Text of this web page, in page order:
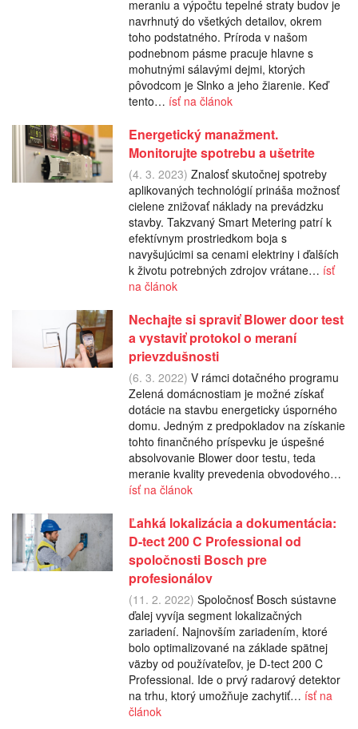
meraniu a výpočtu tepelné straty budov je
navrhnutý do všetkých detailov, okrem
toho podstatného. Príroda v našom
podnebnom pásme pracuje hlavne s
mohutnými sálavými dejmi, ktorých
pôvodcom je Slnko a jeho žiarenie. Keď
tento… ísť na článok
Energetický manažment.
Monitorujte spotrebu a ušetrite
(4. 3. 2023) Znalosť skutočnej spotreby
aplikovaných technológií prináša možnosť
cielene znižovať náklady na prevádzku
stavby. Takzvaný Smart Metering patrí k
efektívnym prostriedkom boja s
navyšujúcimi sa cenami elektriny i ďalších
k životu potrebných zdrojov vrátane… ísť
na článok
Nechajte si spraviť Blower door test
a vystaviť protokol o meraní
prievzdušnosti
(6. 3. 2022) V rámci dotačného programu
Zelená domácnostiam je možné získať
dotácie na stavbu energeticky úsporného
domu. Jedným z predpokladov na získanie
tohto finančného príspevku je úspešné
absolvovanie Blower door testu, teda
meranie kvality prevedenia obvodového…
ísť na článok
Ľahká lokalizácia a dokumentácia:
D-tect 200 C Professional od
spoločnosti Bosch pre
profesionálov
(11. 2. 2022) Spoločnosť Bosch sústavne
ďalej vyvíja segment lokalizačných
zariadení. Najnovším zariadením, ktoré
bolo optimalizované na základe spätnej
väzby od používateľov, je D-tect 200 C
Professional. Ide o prvý radarový detektor
na trhu, ktorý umožňuje zachytiť… ísť na
článok